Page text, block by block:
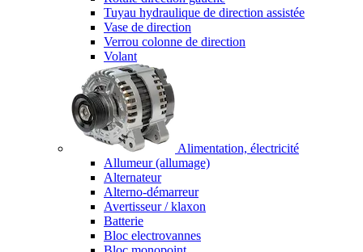
Tuyau hydraulique de direction assistée
Vase de direction
Verrou colonne de direction
Volant
Alimentation, électricité
Allumeur (allumage)
Alternateur
Alterno-démarreur
Avertisseur / klaxon
Batterie
Bloc electrovannes